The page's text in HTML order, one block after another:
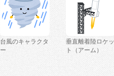
台風のキャラクタ
ー
垂直離着陸ロケッ
ト（アーム）